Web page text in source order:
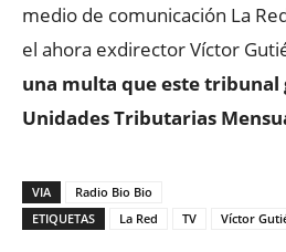
medio de comunicación La
el ahora exdirector Víctor
una multa que este tribunal
Unidades Tributarias
VIA
Radio Bio Bio
ETIQUETAS
La Red TV Víctor